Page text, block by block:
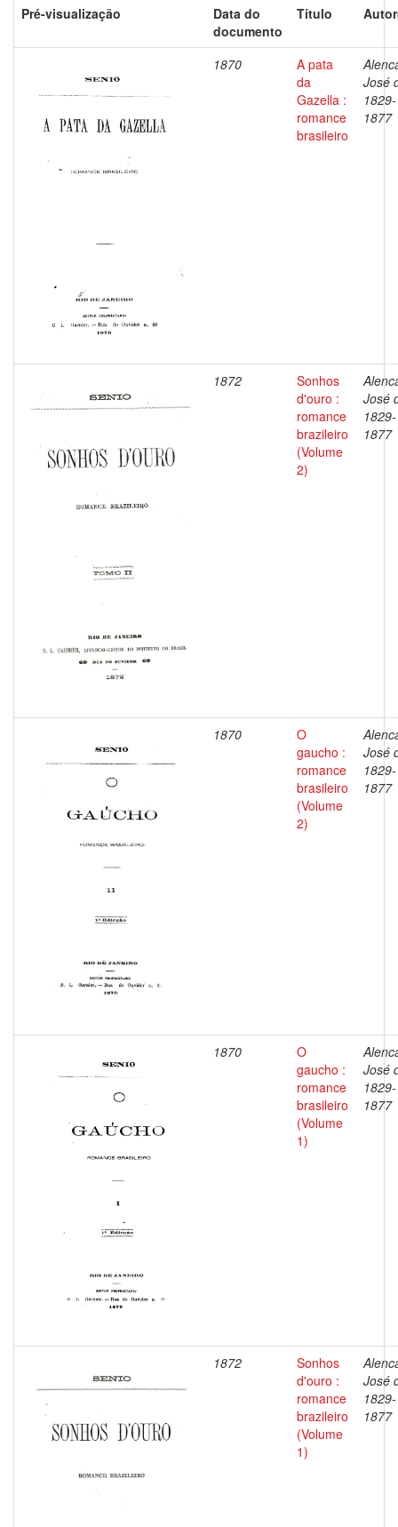
Pré-visualização
Data do
documento
Título
1870
A pata
da
Gazella :
romance
brasileiro
José
1829-
1877
1872
Sonhos
d'ouro :
romance
brazileiro
(Volume
2)
José
1829-
1877
1870
O
gaucho :
romance
brasileiro
(Volume
2)
José
1829-
1877
1870
O
gaucho :
romance
brasileiro
(Volume
1)
José
1829-
1877
1872
Sonhos
d'ouro :
romance
brazileiro
(Volume
1)
José
1829-
1877